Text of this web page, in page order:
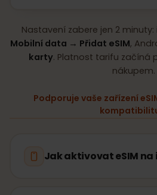
Nastavení zabere jen 2 minuty:
Mobilní data → Přidat eSIM,
karty. Platnost tarifu začíná
nákupem.
Podporuje vaše zařízení
Jak aktivovat eSIM na